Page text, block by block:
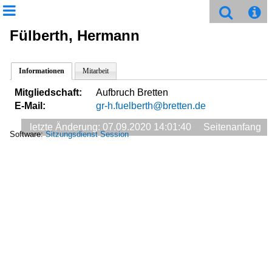
Fülberth, Hermann
Informationen Mitarbeit
Mitgliedschaft:
Aufbruch Bretten
E-Mail:
gr-h.fuelberth@bretten.de
letzte Änderung: 07.09.2020 14:01:40 Seitenanfang
Software:Sitzungsdienst Session